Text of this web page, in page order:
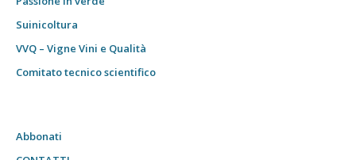
Suinicoltura
VVQ – Vigne Vini e Qualità
Comitato tecnico scientifico
Abbonati